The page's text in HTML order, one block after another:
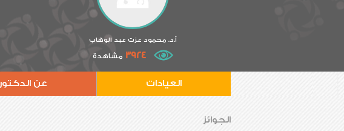
أ.د. محمود عزت عبد الوهاب
3924 مشاهدة
العيادات عن الدكتور
الجوائز